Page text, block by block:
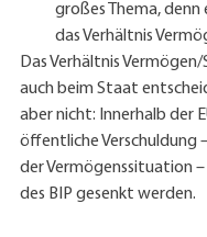
großes Thema,
das Verhältnis
Das Verhältnis
auch beim Staat
aber nicht: Innerhalb der
öffentliche Verschuldung
der Vermögenssituation
des BIP gesenkt werden.